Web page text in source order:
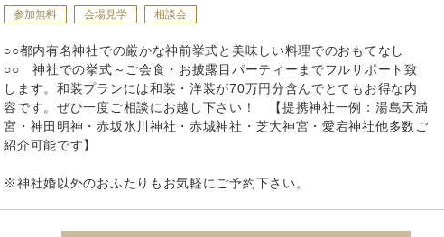
参加無料 会場見学 相談会
○○都内有名神社での厳かな神前挙式と美味しい料理でのおもてなし
○○ 神社での挙式～ご会食・お披露目パーティーまでフルサポート致
します。和装プランには和装・洋装が70万円分含んでとてもお得な内
容です。ぜひ一度ご相談にお越し下さい！ 【提携神社一例：湯島天満
宮・神田明神・赤坂氷川神社・赤城神社・芝大神宮・愛宕神社他多数ご
紹介可能です】
※神社婚以外のおふたりもお気軽にご予約下さい。